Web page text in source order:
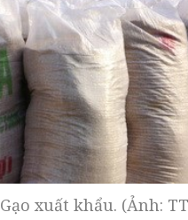
Gạo xuất khẩu. (Ảnh: